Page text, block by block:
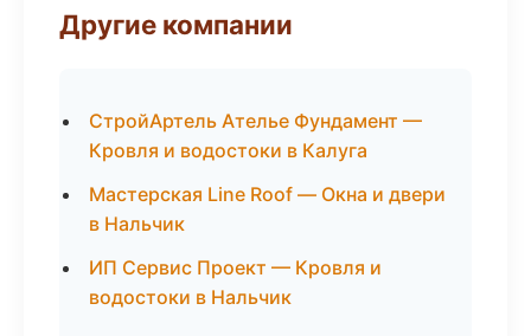
Другие компании
СтройАртель Ателье Фундамент —
Кровля и водостоки в Калуга
Мастерская Line Roof — Окна и двери
в Нальчик
ИП Сервис Проект — Кровля и
водостоки в Нальчик